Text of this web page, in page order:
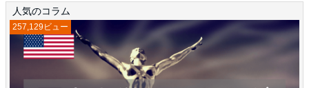
人気のコラム
257,129ビュー